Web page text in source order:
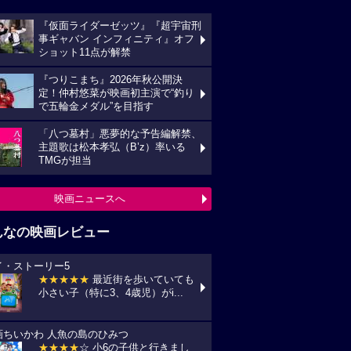
『仮面ライダーゼッツ』『超宇宙刑
事ギャバン インフィニティ』オフ
ショット11点が解禁
『つりこまち』2026年秋公開決
定！仲村悠菜が映画初主演で“釣り
で五輪金メダル”を目指す
「八つ墓村」悪夢的な予告編解禁、
主題歌は松本孝弘（B’z）率いる
TMGが担当
映画ニュースへ
なの映画レビュー
・ストーリー5
★★★★★ 最近街を歩いていても
小さい子（特に3、4歳児）がi...
ちいかわ 人魚の島のひみつ
★★★★☆ 小6の子供と行きまし